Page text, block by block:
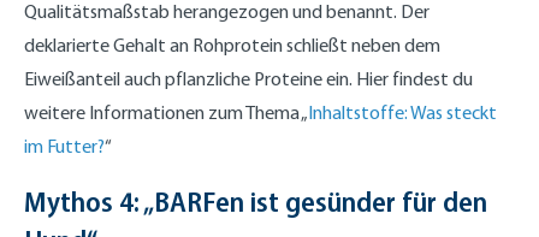
Qualitätsmaßstab herangezogen und benannt. Der
deklarierte Gehalt an Rohprotein schließt neben dem
Eiweißanteil auch pflanzliche Proteine ein. Hier findest du
weitere Informationen zum Thema „Inhaltstoffe: Was steckt
im Futter?“
Mythos 4: „BARFen ist gesünder für den